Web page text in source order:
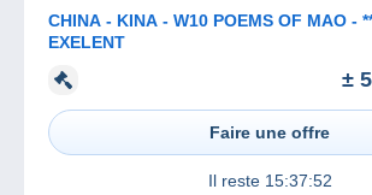
CHINA - KINA - W10 POEMS OF MAO - **MNH -
EXELENT
±
Faire une offre
Il reste 15:37:52